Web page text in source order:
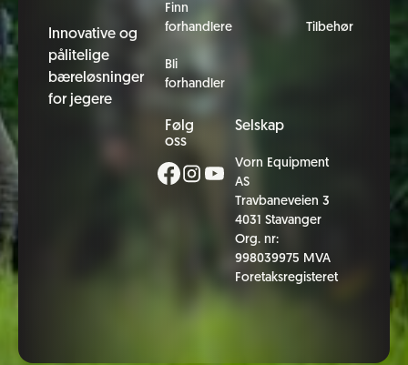
Innovative og
pålitelige
bæreløsninger
for jegere
Finn
forhandlere
Bli
forhandler
Tilbehør
Følg
oss
Selskap
Vorn Equipment
AS
Travbaneveien 3
4031 Stavanger
Org. nr:
998039975 MVA
Foretaksregisteret